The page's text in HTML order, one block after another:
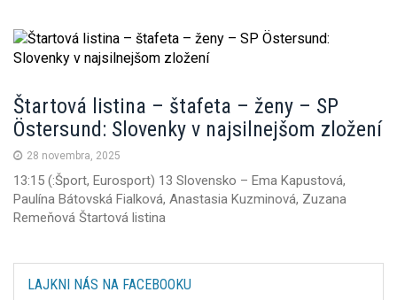
Štartová listina – štafeta – ženy – SP
Östersund: Slovenky v najsilnejšom zložení
28 novembra, 2025
13:15 (:Šport, Eurosport) 13 Slovensko – Ema Kapustová,
Paulína Bátovská Fialková, Anastasia Kuzminová, Zuzana
Remeňová Štartová listina
LAJKNI NÁS NA FACEBOOKU